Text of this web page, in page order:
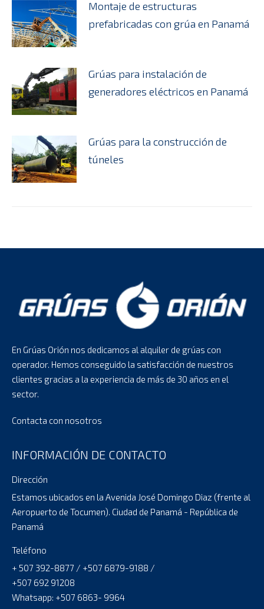
Montaje de estructuras
prefabricadas con grúa en Panamá
Grúas para instalación de
generadores eléctricos en Panamá
Grúas para la construcción de
túneles
En Grúas Orión nos dedicamos al alquiler de grúas con
operador. Hemos conseguido la satisfacción de nuestros
clientes gracias a la experiencia de más de 30 años en el
sector.
Contacta con nosotros
INFORMACIÓN DE CONTACTO
Dirección
Estamos ubicados en la Avenida José Domingo Diaz (frente al
Aeropuerto de Tocumen). Ciudad de Panamá - República de
Panamá
Teléfono
+ 507 392-8877 / +507 6879-9188 /
+507 692 91208
Whatsapp: +507 6863- 9964